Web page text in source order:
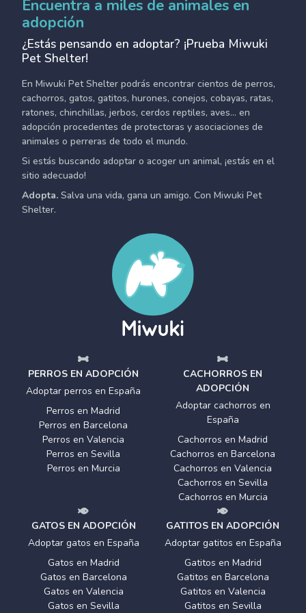
Encuentra a miles de animales en
adopción
¿Estás pensando en adoptar? ¡Prueba Miwuki
Pet Shelter!
En Miwuki Pet Shelter podrás encontrar cientos de perros,
cachorros, gatos, gatitos, hurones, conejos, cobayas, ratas,
ratones, chinchillas, jerbos, cerdos reptiles, aves... en
adopción procedentes de protectoras y asociaciones de
animales o perreras de todo el mundo.
Si estás buscando adoptar o acoger un animal, ¡estás en el
sitio adecuado!
Adopta. Salva una vida, gana un amigo. Con Miwuki Pet
Shelter.
PERROS EN ADOPCIÓN
Adoptar perros en España
Perros en Madrid
Perros en Barcelona
Perros en Valencia
Perros en Sevilla
Perros en Murcia
CACHORROS EN
ADOPCIÓN
Adoptar cachorros en
España
Cachorros en Madrid
Cachorros en Barcelona
Cachorros en Valencia
Cachorros en Sevilla
Cachorros en Murcia
GATOS EN ADOPCIÓN
Adoptar gatos en España
Gatos en Madrid
Gatos en Barcelona
Gatos en Valencia
Gatos en Sevilla
GATITOS EN ADOPCIÓN
Adoptar gatitos en España
Gatitos en Madrid
Gatitos en Barcelona
Gatitos en Valencia
Gatitos en Sevilla